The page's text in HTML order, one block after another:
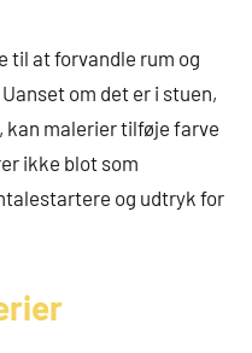
til at forvandle rum og
om det er i stuen,
malerier tilføje farve
ikke blot som
og udtryk for